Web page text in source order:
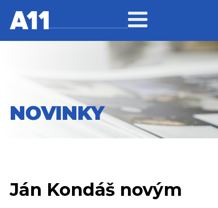
NOVINKY
Ján Kondáš novým